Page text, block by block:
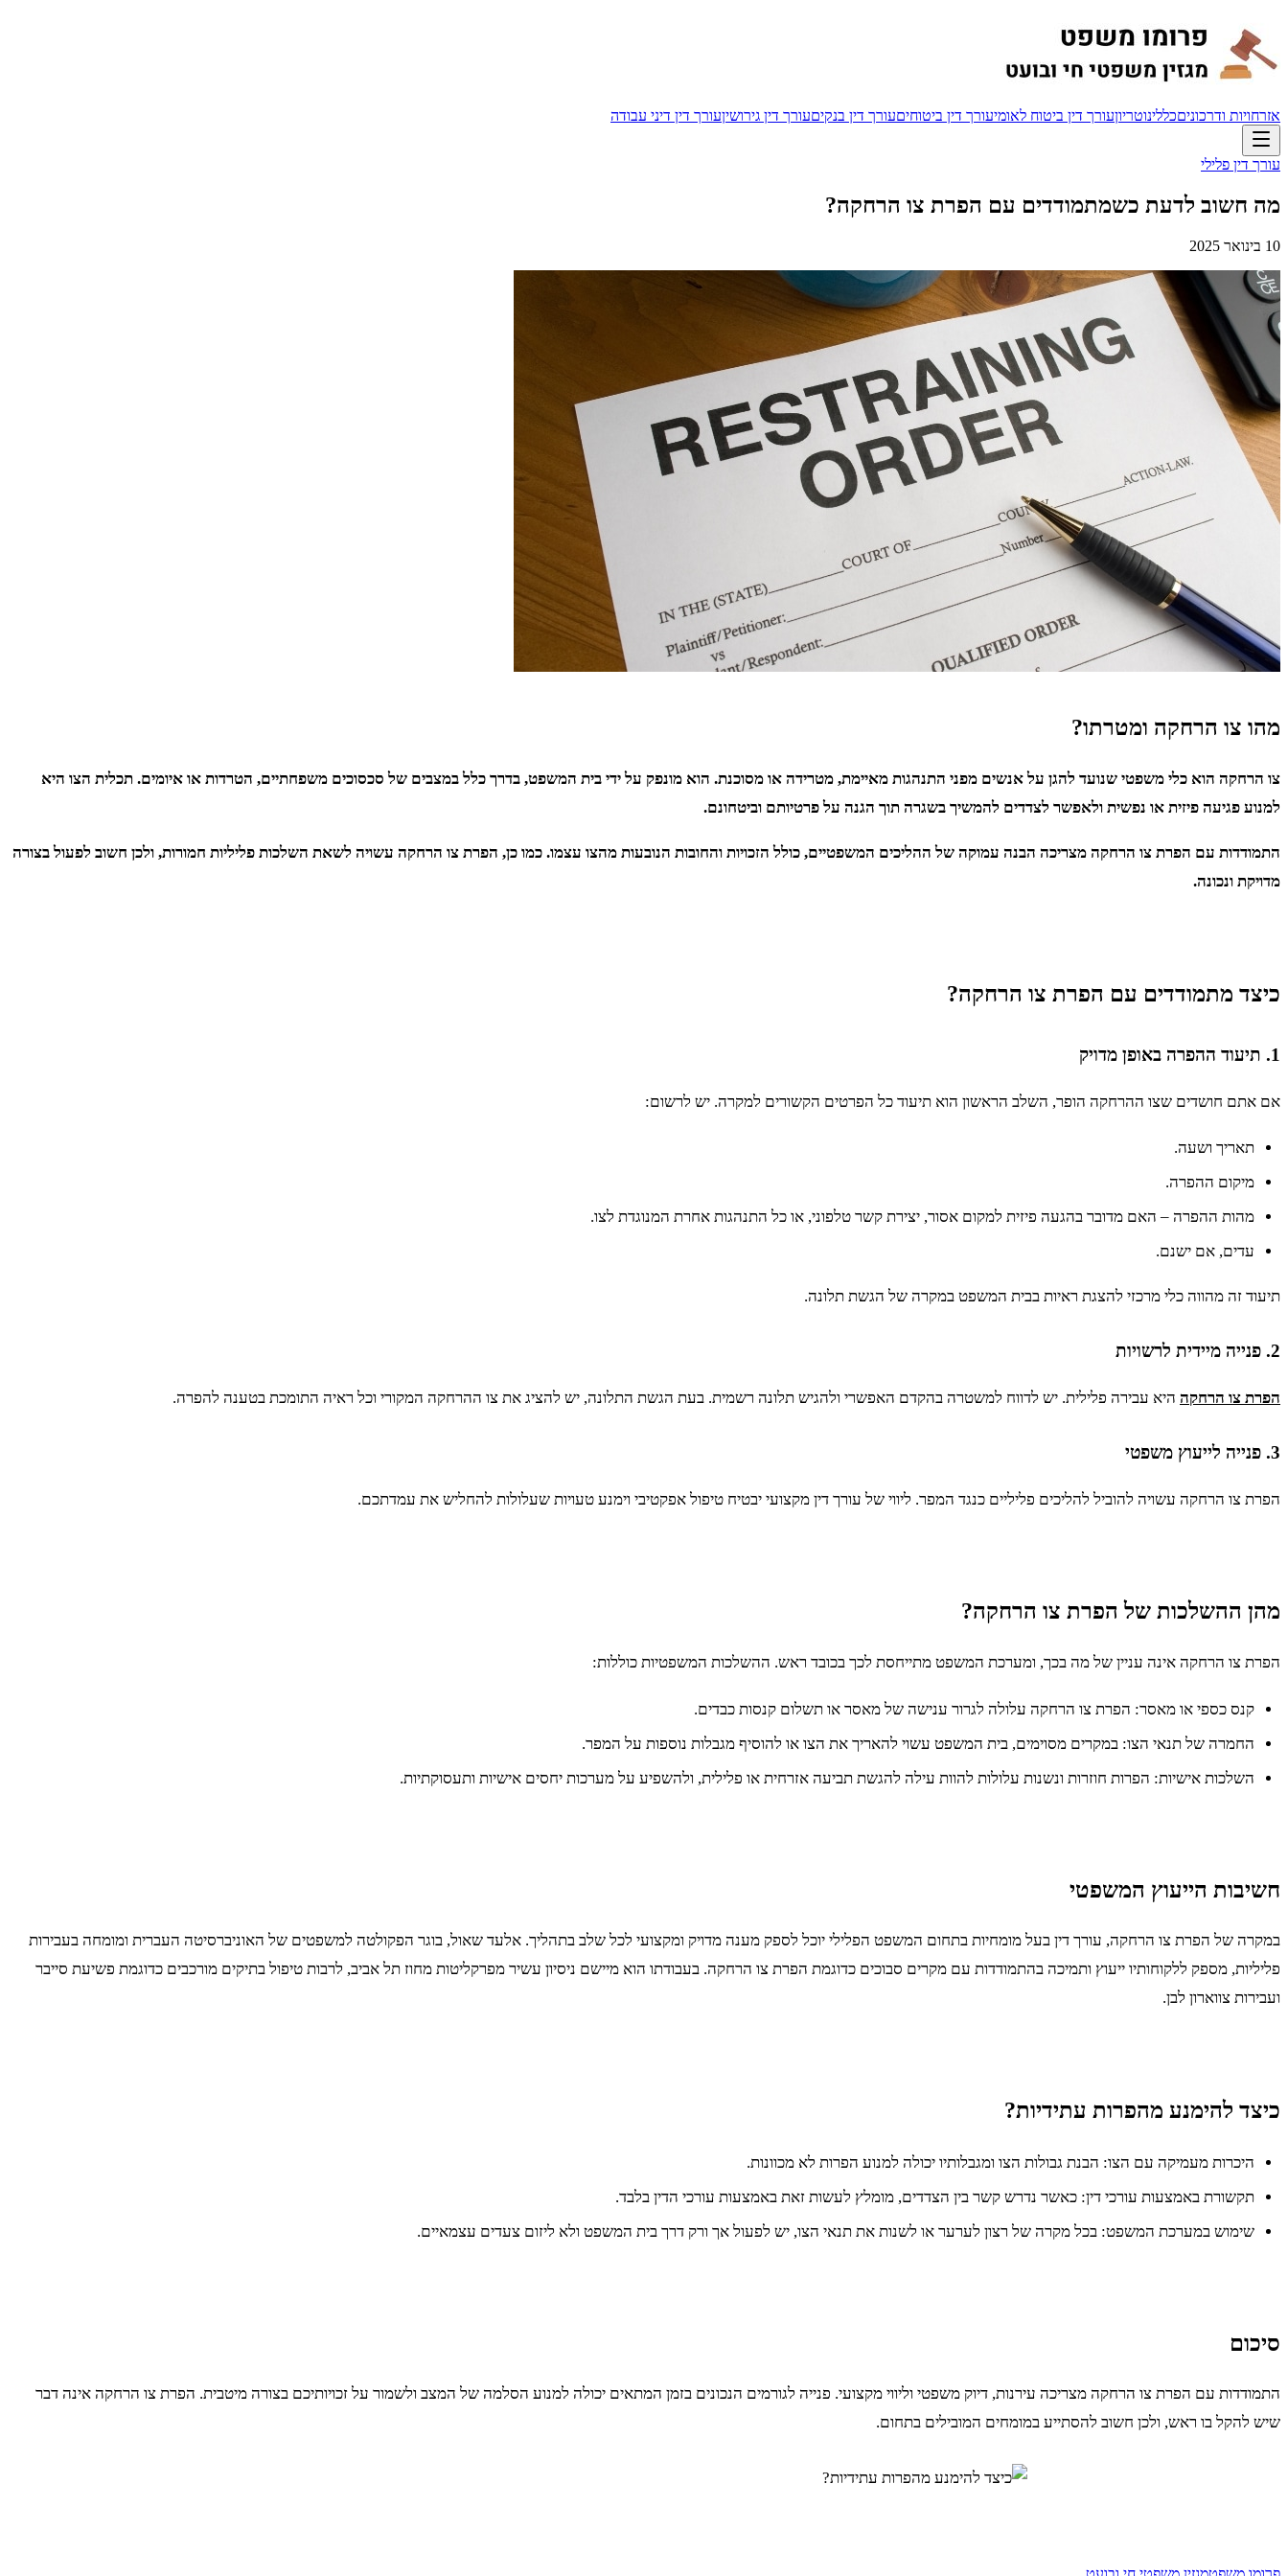
אזרחויות ודרכוניםכללינוטריוןעורך דין ביטוח לאומיעורך דין ביטוחיםעורך דין בנקיםעורך דין גירושיןעורך דין דיני עבודה
עורך דין פלילי
מה חשוב לדעת כשמתמודדים עם הפרת צו הרחקה?
10 בינואר 2025
מהו צו הרחקה ומטרתו?
צו הרחקה הוא כלי משפטי שנועד להגן על אנשים מפני התנהגות מאיימת, מטרידה או מסוכנת. הוא מונפק על ידי בית המשפט, בדרך כלל במצבים של סכסוכים משפחתיים, הטרדות או איומים. תכלית הצו היא
למנוע פגיעה פיזית או נפשית ולאפשר לצדדים להמשיך בשגרה תוך הגנה על פרטיותם וביטחונם.
התמודדות עם הפרת צו הרחקה מצריכה הבנה עמוקה של ההליכים המשפטיים, כולל הזכויות והחובות הנובעות מהצו עצמו. כמו כן, הפרת צו הרחקה עשויה לשאת השלכות פליליות חמורות, ולכן חשוב לפעול בצורה
מדויקת ונכונה.
כיצד מתמודדים עם הפרת צו הרחקה?
1. תיעוד ההפרה באופן מדויק
אם אתם חושדים שצו ההרחקה הופר, השלב הראשון הוא תיעוד כל הפרטים הקשורים למקרה. יש לרשום:
תאריך ושעה.
מיקום ההפרה.
מהות ההפרה – האם מדובר בהגעה פיזית למקום אסור, יצירת קשר טלפוני, או כל התנהגות אחרת המנוגדת לצו.
עדים, אם ישנם.
תיעוד זה מהווה כלי מרכזי להצגת ראיות בבית המשפט במקרה של הגשת תלונה.
2. פנייה מיידית לרשויות
הפרת צו הרחקה היא עבירה פלילית. יש לדווח למשטרה בהקדם האפשרי ולהגיש תלונה רשמית. בעת הגשת התלונה, יש להציג את צו ההרחקה המקורי וכל ראיה התומכת בטענה להפרה.
3. פנייה לייעוץ משפטי
הפרת צו הרחקה עשויה להוביל להליכים פליליים כנגד המפר. ליווי של עורך דין מקצועי יבטיח טיפול אפקטיבי וימנע טעויות שעלולות להחליש את עמדתכם.
מהן ההשלכות של הפרת צו הרחקה?
הפרת צו הרחקה אינה עניין של מה בכך, ומערכת המשפט מתייחסת לכך בכובד ראש. ההשלכות המשפטיות כוללות:
קנס כספי או מאסר: הפרת צו הרחקה עלולה לגרור ענישה של מאסר או תשלום קנסות כבדים.
החמרה של תנאי הצו: במקרים מסוימים, בית המשפט עשוי להאריך את הצו או להוסיף מגבלות נוספות על המפר.
השלכות אישיות: הפרות חוזרות ונשנות עלולות להוות עילה להגשת תביעה אזרחית או פלילית, ולהשפיע על מערכות יחסים אישיות ותעסוקתיות.
חשיבות הייעוץ המשפטי
במקרה של הפרת צו הרחקה, עורך דין בעל מומחיות בתחום המשפט הפלילי יוכל לספק מענה מדויק ומקצועי לכל שלב בתהליך. אלעד שאול, בוגר הפקולטה למשפטים של האוניברסיטה העברית ומומחה בעבירות
פליליות, מספק ללקוחותיו ייעוץ ותמיכה בהתמודדות עם מקרים סבוכים כדוגמת הפרת צו הרחקה. בעבודתו הוא מיישם ניסיון עשיר מפרקליטות מחוז תל אביב, לרבות טיפול בתיקים מורכבים כדוגמת פשיעת סייבר
ועבירות צווארון לבן.
כיצד להימנע מהפרות עתידיות?
היכרות מעמיקה עם הצו: הבנת גבולות הצו ומגבלותיו יכולה למנוע הפרות לא מכוונות.
תקשורת באמצעות עורכי דין: כאשר נדרש קשר בין הצדדים, מומלץ לעשות זאת באמצעות עורכי הדין בלבד.
שימוש במערכת המשפט: בכל מקרה של רצון לערער או לשנות את תנאי הצו, יש לפעול אך ורק דרך בית המשפט ולא ליזום צעדים עצמאיים.
סיכום
התמודדות עם הפרת צו הרחקה מצריכה עירנות, דיוק משפטי וליווי מקצועי. פנייה לגורמים הנכונים בזמן המתאים יכולה למנוע הסלמה של המצב ולשמור על זכויותיכם בצורה מיטבית. הפרת צו הרחקה אינה דבר
שיש להקל בו ראש, ולכן חשוב להסתייע במומחים המובילים בתחום.